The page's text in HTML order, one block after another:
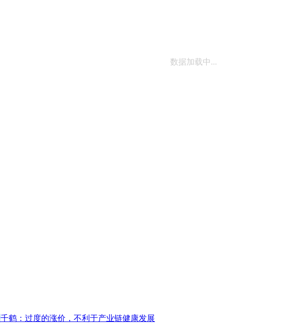
数据加载中...
千鹤：过度的涨价，不利于产业链健康发展